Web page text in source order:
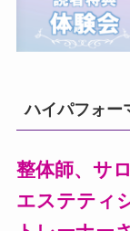
ハイパフォ
整体師、サ
エステティ